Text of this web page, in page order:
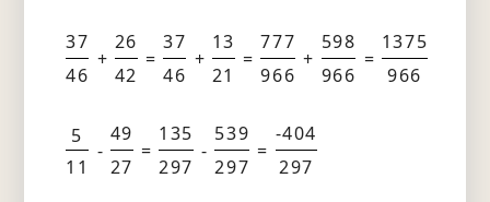
37
46
+
26
42
=
37
46
+
13
21
=
777
966
+
598
966
=
1375
966
5
11
-
49
27
=
135
297
-
539
297
=
-404
297